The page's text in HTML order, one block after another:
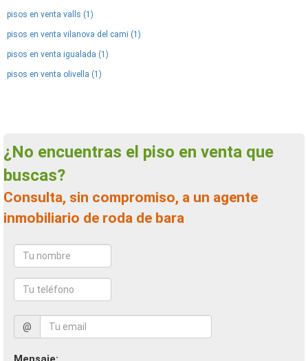
pisos en venta valls (1)
pisos en venta vilanova del cami (1)
pisos en venta igualada (1)
pisos en venta olivella (1)
¿No encuentras el piso en venta que
buscas?
Consulta, sin compromiso, a un agente
inmobiliario de roda de bara
@